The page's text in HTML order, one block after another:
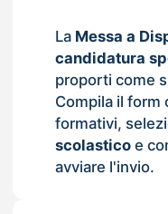
La Messa a
candidatura
proporti come
Compila il form
formativi,
scolasticoe
avviare l'invio.